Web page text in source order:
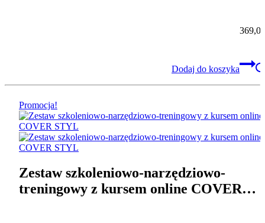
Dodaj do koszyka
Promocja!
Zestaw szkoleniowo-narzędziowo-
treningowy z kursem online COVER